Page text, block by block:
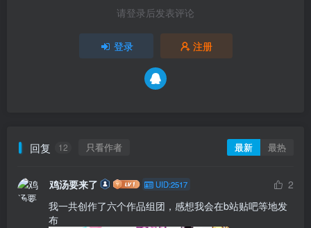
请登录后发表评论
登录 注册
回复 12 只看作者 最新 最热
鸡汤要来了 UID:2517
2
我一共创作了六个作品组团，感想我会在b站贴吧等地发
布